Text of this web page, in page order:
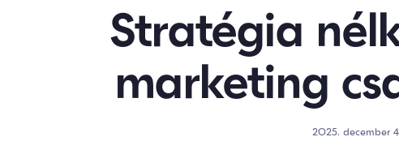
Stratégia
marketing
2025. december